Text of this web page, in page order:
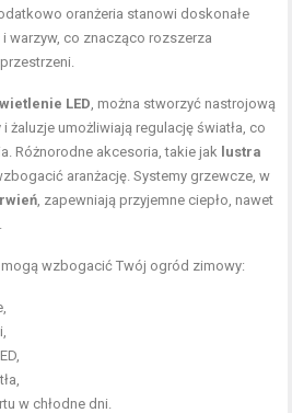
oranżeria stanowi doskonałe
warzyw, co znacząco rozszerza
LED, można stworzyć nastrojową
żaluzje umożliwiają regulację światła, co
Różnorodne akcesoria, takie jak lustra
aranżację. Systemy grzewcze, w
, zapewniają przyjemne ciepło, nawet
wzbogacić Twój ogród zimowy:
w chłodne dni.